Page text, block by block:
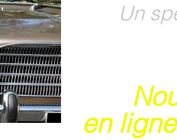
Un
en